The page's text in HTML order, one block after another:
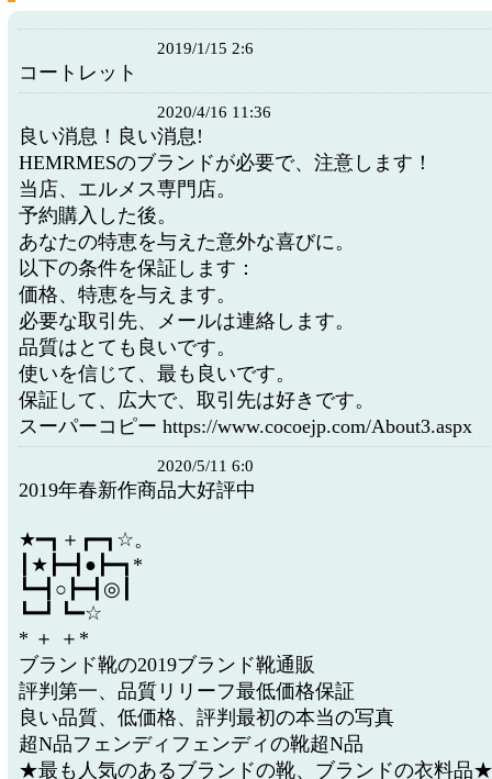
2019/1/15 2:6
コートレット
2020/4/16 11:36
良い消息！良い消息!
HEMRMESのブランドが必要で、注意します！
当店、エルメス専門店。
予約購入した後。
あなたの特恵を与えた意外な喜びに。
以下の条件を保証します：
価格、特恵を与えます。
必要な取引先、メールは連絡します。
品質はとても良いです。
使いを信じて、最も良いです。
保証して、広大で、取引先は好きです。
スーパーコピー https://www.cocoejp.com/About3.aspx
2020/5/11 6:0
2019年春新作商品大好評中
★━┓＋┏━┓☆。
┃★┣━┫●┣━┓*
┗━┫○┣━┫◎┃
┗━┛ ┗━☆
* ＋ ＋*
ブランド靴の2019ブランド靴通販
評判第一、品質リリーフ最低価格保証
良い品質、低価格、評判最初の本当の写真
超N品フェンディフェンディの靴超N品
★最も人気のあるブランドの靴、ブランドの衣料品★